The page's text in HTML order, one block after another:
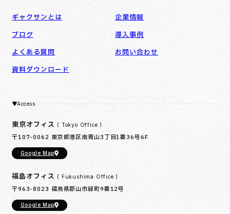
ギャクサンとは
企業情報
ブログ
導入事例
よくある質問
お問い合わせ
資料ダウンロード
Access
東京オフィス ( Tokyo Office )
〒107-0062 東京都港区南青山3丁目1番36号6F
Google Map
福島オフィス ( Fukushima Office )
〒963-8023 福島県郡山市緑町9番12号
Google Map